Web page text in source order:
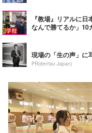
『教場』リアルに
なんで勝てるか」10
現場の「生の声」に
PR(dentsu Japan)